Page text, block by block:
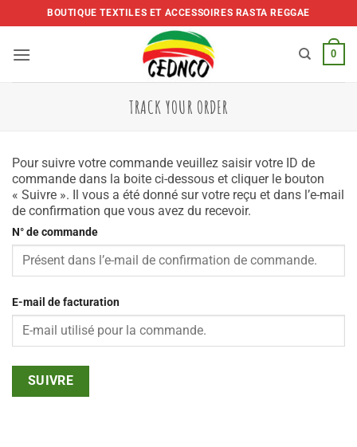
to
BOUTIQUE TEXTILES ET ACCESSOIRES RASTA REGGAE
0
TRACK YOUR ORDER
Pour suivre votre commande veuillez saisir votre ID de
commande dans la boite ci-dessous et cliquer le bouton
« Suivre ». Il vous a été donné sur votre reçu et dans l’e-mail
de confirmation que vous avez du recevoir.
N° de commande
E-mail de facturation
SUIVRE